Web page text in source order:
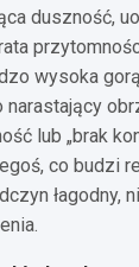
duszność,
wysoka
lub „brak
co budzi
łagodny,